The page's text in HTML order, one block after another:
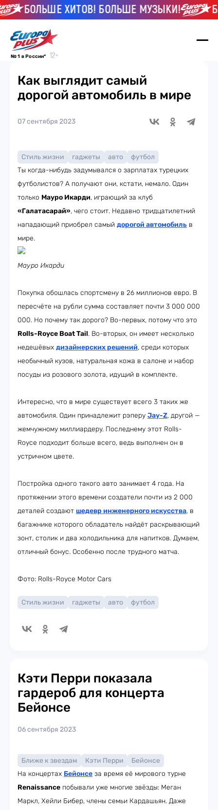
БОЛЬШЕ ХИТОВ! БОЛЬШЕ МУЗЫКИ!
№ 1 в России*
Как выглядит самый
дорогой автомобиль в мире
07 сентября 2023
Стиль жизни гаджеты авто
футбол
Ты когда-нибудь задумывался о зарплатах турецких
футболистов? А получают они, кстати, немало. Один
только Мауро Икарди, играющий за клуб
«Галатасарай», чего стоит. Недавно тридцатилетний
нападающий приобрел самый дорогой автомобиль в
мире.
Мауро Икарди
Покупка обошлась спортсмену в 26 миллионов евро. В
пересчёте на рубли сумма составляет почти 3 000 000
000. Но почему так дорого? Во-первых, потому что это
Rolls-Royce Boat Tail. Во-вторых, он имеет несколько
недешёвых дизайнерских решений, среди которых
необычный кузов, натуральная кожа в салоне и набор
посуды из розового золота, идущий в комплекте.
Интересно, что в мире существует всего 3 таких же
автомобиля. Один принадлежит рэперу Jay-Z, другой —
жемчужному миллиардеру. Последнему этот Rolls-
Royce подходит больше всего, ведь выполнен он в
устричном цвете.
Постройка одного такого авто занимает 4 года. На
протяжении этого времени создатели почти из 2 000
деталей создают шедевр инженерного искусства, в
багажнике которого обладатель найдёт раскрывающий
зонт, столик и два холодильника для напитков. Думаем,
отличный бонус. Особенно после трудного матча.
Фото: Rolls-Royce Motor Cars
Стиль жизни гаджеты авто футбол
Кэти Перри показала
гардероб для концерта
Бейонсе
06 сентября 2023
Ближе к звездам Кэти Перри
Бейонсе
На концертах Бейонсе за время её мирового турне
Renaissance побывали уже многие звёзды: Меган
Маркл, Хейли Бибер, члены семьи Кардашьян. Даже